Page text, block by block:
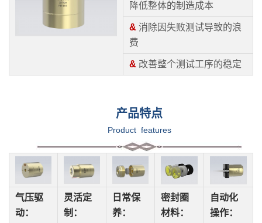
降低整体的制造成本
& 消除因失败测试导致的浪
费
& 改善整个测试工序的稳定
产品特点
Product features
气压驱
动：
灵活定
制：
日常保
养：
密封圈
材料：
自动化
操作：